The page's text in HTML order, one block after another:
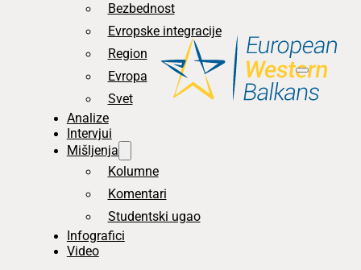
Bezbednost
Evropske integracije
Region
Evropa
Svet
Analize
Intervjui
Mišljenja
Kolumne
Komentari
Studentski ugao
Infografici
Video